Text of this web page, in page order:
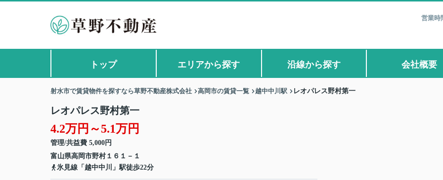
営業
トップ エリアから探す 沿線から探す 会社概要
射水市で賃貸物件を探すなら草野不動産株式会社 高岡市の賃貸一覧 越中中川駅 レオパレス野村第一
レオパレス野村第一
4.2万円～5.1万円
管理/共益費 5,000円
富山県高岡市野村１６１－１
氷見線「越中中川」駅徒歩22分